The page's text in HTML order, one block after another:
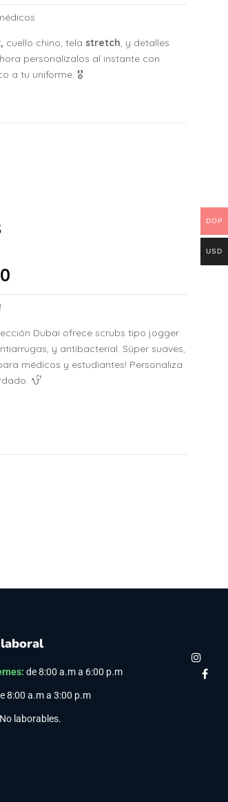
cuello chino, tela stretch, y detalles
personalízalos al instante con
a tu uniforme. 🎖
Dubai ofrece scrubs tipo jogger
y antibacterial. Súper suaves,
médicos y estudiantes! Personaliza
:de 8:00 a.m a 6:00 p.m
8:00 a.m a 3:00 p.m
laborables.
DOP
USD